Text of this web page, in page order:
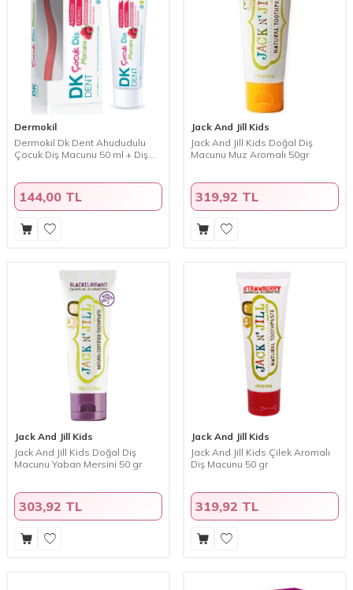
Dermokil
Dermokil Dk Dent Ahududulu
Çocuk Diş Macunu 50 ml + Diş
144,00 TL
Jack And Jill Kids
Jack And Jill Kids Doğal Diş
Macunu Muz Aromalı 50gr
319,92 TL
Jack And Jill Kids
Jack And Jill Kids Doğal Diş
Macunu Yaban Mersini 50 gr
303,92 TL
Jack And Jill Kids
Jack And Jill Kids Çilek Aromalı
Diş Macunu 50 gr
319,92 TL